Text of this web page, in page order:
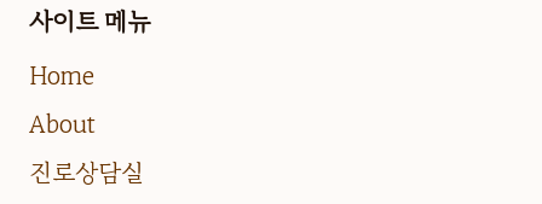
사이트 메뉴
Home
About
진로상담실